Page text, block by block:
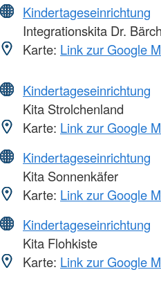
Kindertageseinrichtung
Integrationskita Dr.
Karte: Link zur Google
Kindertageseinrichtung
Kita Strolchenland
Karte: Link zur Google
Kindertageseinrichtung
Kita Sonnenkäfer
Karte: Link zur Google
Kindertageseinrichtung
Kita Flohkiste
Karte: Link zur Google